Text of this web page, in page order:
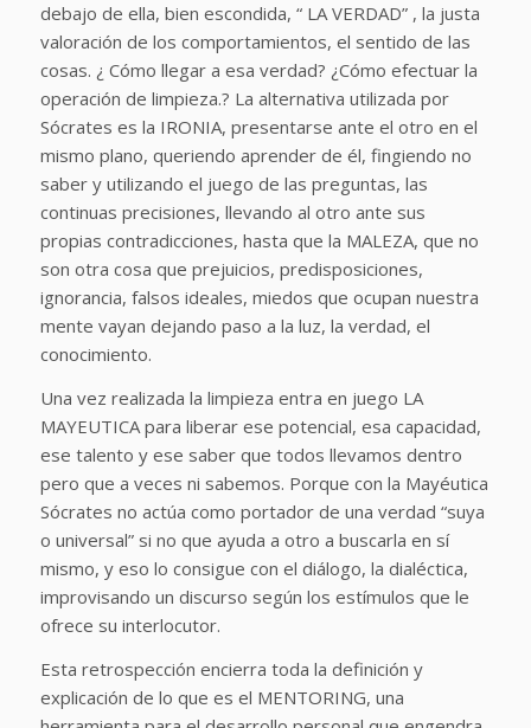
debajo de ella, bien escondida, “ LA VERDAD” , la justa
valoración de los comportamientos, el sentido de las
cosas. ¿ Cómo llegar a esa verdad? ¿Cómo efectuar la
operación de limpieza.? La alternativa utilizada por
Sócrates es la IRONIA, presentarse ante el otro en el
mismo plano, queriendo aprender de él, fingiendo no
saber y utilizando el juego de las preguntas, las
continuas precisiones, llevando al otro ante sus
propias contradicciones, hasta que la MALEZA, que no
son otra cosa que prejuicios, predisposiciones,
ignorancia, falsos ideales, miedos que ocupan nuestra
mente vayan dejando paso a la luz, la verdad, el
conocimiento.
Una vez realizada la limpieza entra en juego LA
MAYEUTICA para liberar ese potencial, esa capacidad,
ese talento y ese saber que todos llevamos dentro
pero que a veces ni sabemos. Porque con la Mayéutica
Sócrates no actúa como portador de una verdad “suya
o universal” si no que ayuda a otro a buscarla en sí
mismo, y eso lo consigue con el diálogo, la dialéctica,
improvisando un discurso según los estímulos que le
ofrece su interlocutor.
Esta retrospección encierra toda la definición y
explicación de lo que es el MENTORING, una